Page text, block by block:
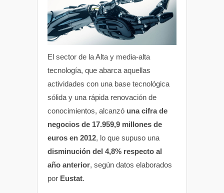
El sector de la Alta y media-alta
tecnología, que abarca aquellas
actividades con una base tecnológica
sólida y una rápida renovación de
conocimientos, alcanzó una cifra de
negocios de 17.959,9 millones de
euros en 2012, lo que supuso una
disminución del 4,8% respecto al
año anterior, según datos elaborados
por Eustat.